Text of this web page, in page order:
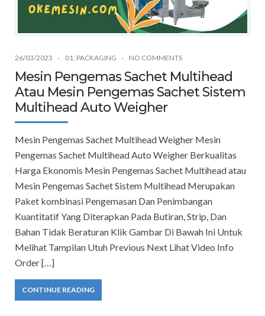
26/03/2023 01. PACKAGING NO COMMENTS
Mesin Pengemas Sachet Multihead
Atau Mesin Pengemas Sachet Sistem
Multihead Auto Weigher
Mesin Pengemas Sachet Multihead Weigher Mesin
Pengemas Sachet Multihead Auto Weigher Berkualitas
Harga Ekonomis Mesin Pengemas Sachet Multihead atau
Mesin Pengemas Sachet Sistem Multihead Merupakan
Paket kombinasi Pengemasan Dan Penimbangan
Kuantitatif Yang Diterapkan Pada Butiran, Strip, Dan
Bahan Tidak Beraturan Klik Gambar Di Bawah Ini Untuk
Melihat Tampilan Utuh Previous Next Lihat Video Info
Order […]
CONTINUE READING